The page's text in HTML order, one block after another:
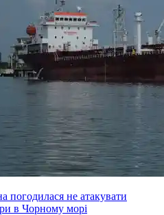
погодилася не атакувати
в Чорному морі